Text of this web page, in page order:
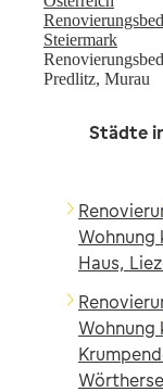
Steiermark
Predlitz, Murau
Städte
Wohnung
Haus,
Wohnung